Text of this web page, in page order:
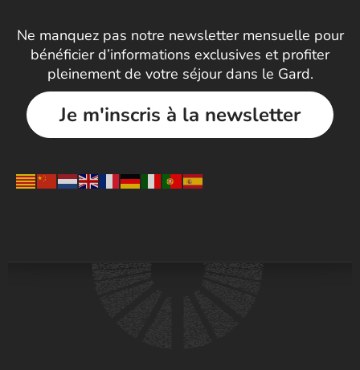
Ne manquez pas notre newsletter mensuelle pour
bénéficier d’informations exclusives et profiter
pleinement de votre séjour dans le Gard.
Je m'inscris à la newsletter